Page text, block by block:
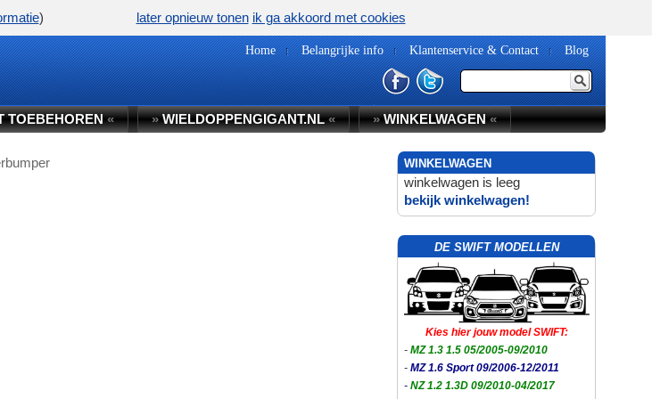
Home Belangrijke info Klantenservice & Contact Blog
TOEBEHOREN« »WIELDOPPENGIGANT.NL« »WINKELWAGEN«
WINKELWAGEN
winkelwagen is leeg
bekijk winkelwagen!
DE SWIFT MODELLEN
Kies hier jouw model SWIFT:
- MZ 1.3 1.5 05/2005-09/2010
- MZ 1.6 Sport 09/2006-12/2011
- NZ 1.2 1.3D 09/2010-04/2017
) later opnieuw tonen ik ga akkoord met cookies